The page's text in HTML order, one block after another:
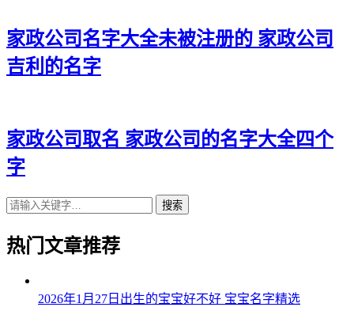
家政公司名字大全未被注册的 家政公司
吉利的名字
家政公司取名 家政公司的名字大全四个
字
搜索
热门文章推荐
2026年1月27日出生的宝宝好不好 宝宝名字精选